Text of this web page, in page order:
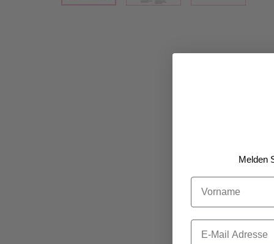
Melden
Vorname
Email